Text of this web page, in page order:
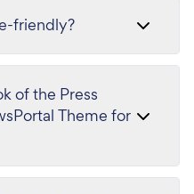
friendly?
of the Press
Theme for